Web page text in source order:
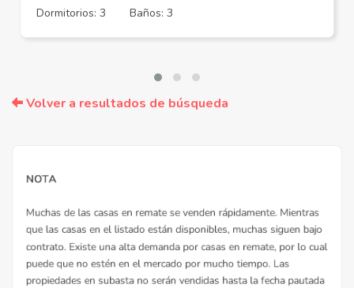
Dormitorios: 3
Baños: 3
Volver a resultados de búsqueda